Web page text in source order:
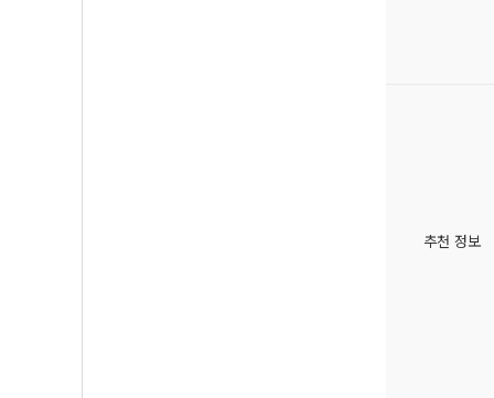
추천 정보